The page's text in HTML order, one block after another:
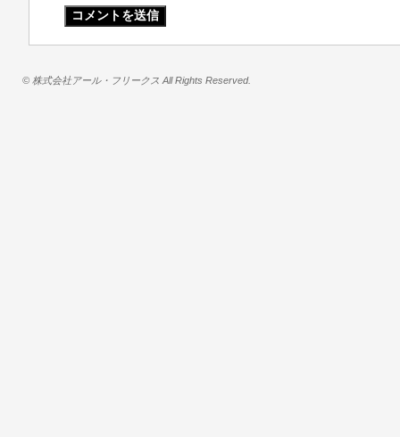
© 株式会社アール・フリークス All Rights Reserved.